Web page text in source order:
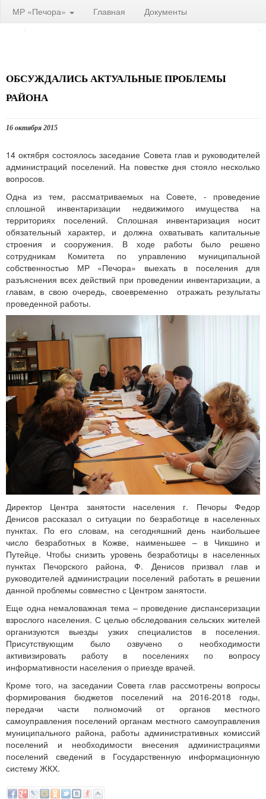
МР «Печора» Главная Документы
ОБСУЖДАЛИСЬ АКТУАЛЬНЫЕ ПРОБЛЕМЫ
РАЙОНА
16 октября 2015
14 октября состоялось заседание Совета глав и руководителей
администраций поселений. На повестке дня стояло несколько
вопросов.
Одна из тем, рассматриваемых на Совете, - проведение
сплошной инвентаризации недвижимого имущества на
территориях поселений. Сплошная инвентаризация носит
обязательный характер, и должна охватывать капитальные
строения и сооружения. В ходе работы было решено
сотрудникам Комитета по управлению муниципальной
собственностью МР «Печора» выехать в поселения для
разъяснения всех действий при проведении инвентаризации, а
главам, в свою очередь, своевременно отражать результаты
проведенной работы.
Директор Центра занятости населения г. Печоры Федор
Денисов рассказал о ситуации по безработице в населенных
пунктах. По его словам, на сегодняшний день наибольшее
число безработных в Кожве, наименьшее – в Чикшино и
Путейце. Чтобы снизить уровень безработицы в населенных
пунктах Печорского района, Ф. Денисов призвал глав и
руководителей администрации поселений работать в решении
данной проблемы совместно с Центром занятости.
Еще одна немаловажная тема – проведение диспансеризации
взрослого населения. С целью обследования сельских жителей
организуются выезды узких специалистов в поселения.
Присутствующим было озвучено о необходимости
активизировать работу в поселениях по вопросу
информативности населения о приезде врачей.
Кроме того, на заседании Совета глав рассмотрены вопросы
формирования бюджетов поселений на 2016-2018 годы,
передачи части полномочий от органов местного
самоуправления поселений органам местного самоуправления
муниципального района, работы административных комиссий
поселений и необходимости внесения администрациями
поселений сведений в Государственную информационную
систему ЖКХ.